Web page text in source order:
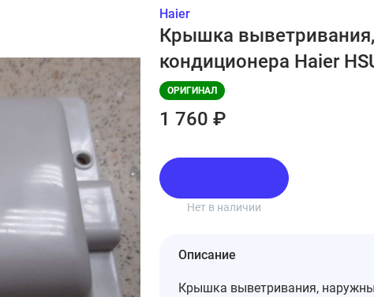
Haier
Крышка
кондиционера Haier
ОРИГИНАЛ
1 760 ₽
Нет в наличии
Описание
Крышка выветривания,